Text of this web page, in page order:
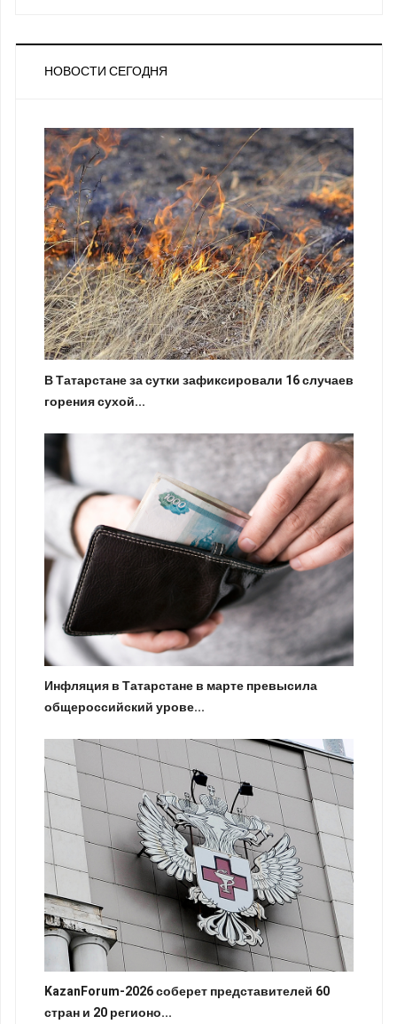
НОВОСТИ СЕГОДНЯ
В Татарстане за сутки зафиксировали 16 случаев
горения сухой...
Инфляция в Татарстане в марте превысила
общероссийский урове...
KazanForum-2026 соберет представителей 60
стран и 20 регионо...